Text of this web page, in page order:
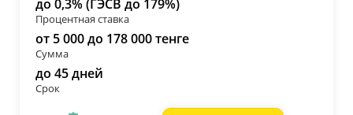
до 0,3% (ГЭСВ до 179%)
Процентная ставка
от 5 000 до 178 000 тенге
Сумма
до 45 дней
Срок